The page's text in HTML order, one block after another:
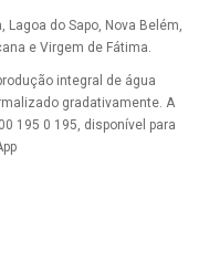
Lagoa do Sapo, Nova Belém,
e Virgem de Fátima.
integral de água
gradativamente. A
195 0 195, disponível para